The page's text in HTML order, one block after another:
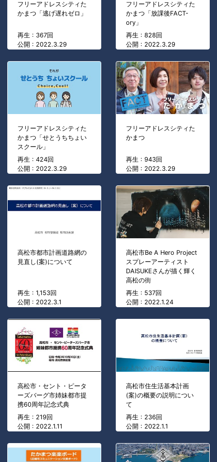
フリーアドレスシティた
かまつ「逃げ遅れゼロ」
再生 : 367回
公開 : 2022.3.29
フリーアドレスシティた
かまつ「放課後FACT-
ory」
再生 : 828回
公開 : 2022.3.29
フリーアドレスシティた
かまつ「せとうちちょい
スクール」
再生 : 424回
公開 : 2022.3.29
フリーアドレスシティた
かまつ
再生 : 943回
公開 : 2022.3.29
高松市都市計画道路網の
見直し(案)について
再生 : 1,153回
公開 : 2022.3.1
高松市Be A Hero Project
スプレーアーティスト
DAISUKEさんが描く輝く
高松の街
再生 : 537回
公開 : 2022.1.24
高松市・セント・ピータ
ーズバーグ市姉妹都市提
携60周年記念式典
再生 : 219回
公開 : 2022.1.11
高松市住生活基本計画
(案)の概要の説明につい
て
再生 : 236回
公開 : 2022.1.1